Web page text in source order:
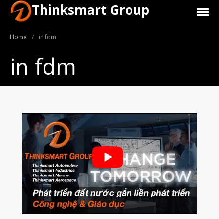
Trang Chủ
Sản Phẩm
Máy In 3D Để Bàn Formlabs U.S.
Máy In 3D SLA Công Nghiệp
Máy in 3D EOS
Máy in 3D nhựa PEEK EXT 220
MED | 3D SYSTEM
Thinksmart Group
Home / in fdm
in fdm